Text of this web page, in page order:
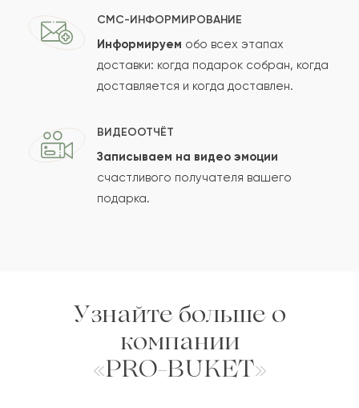
Проверяем на спам.
СМС-ИНФОРМИРОВАНИЕ
Информируем обо всех этапах
доставки: когда подарок собран, когда
доставляется и когда доставлен.
ВИДЕООТЧЁТ
Записываем на видео эмоции
счастливого получателя вашего
подарка.
Узнайте больше о
компании
«PRO-BUKET»